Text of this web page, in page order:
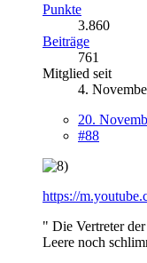
Punkte
3.860
Beiträge
761
Mitglied seit
4.
20.
#88
https://
" Die Vertreter
Leere noch